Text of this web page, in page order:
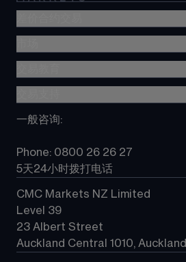
Metatrader (MT4)
TradingView
”新一代“交易平台指南
选择 CMC
联系我们
一般咨询:
Phone: 0800 26 26 27
5天24小时拨打电话
CMC Markets NZ Limited
Level 39
23 Albert Street
Auckland Central 1010, Auckland